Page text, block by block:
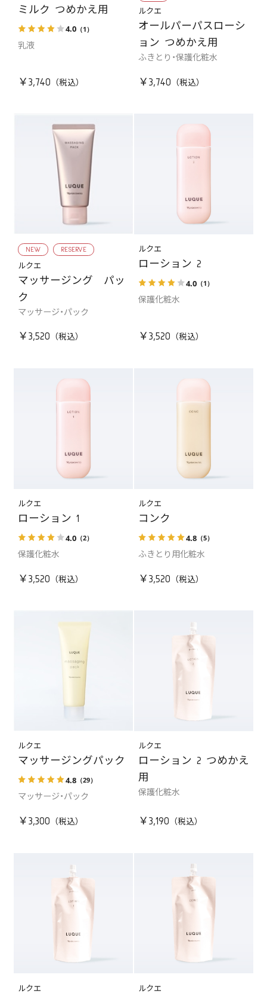
ミルク つめかえ用
4.0 （1）
乳液
￥3,740
ルクエ
オールパーパスローシ
ョン つめかえ用
ふきとり・保護化粧水
￥3,740
NEW RESERVE
ルクエ
マッサージング パッ
ク
マッサージ・パック
￥3,520
ルクエ
ローション 2
4.0（1）
保護化粧水
￥3,520
ルクエ
ローション 1
4.0 （2）
保護化粧水
￥3,520
ルクエ
コンク
4.8（5）
ふきとり用化粧水
￥3,520
ルクエ
マッサージングパック
4.8 （29）
マッサージ・パック
￥3,300
ルクエ
ローション 2 つめかえ
用
保護化粧水
￥3,190
ルクエ ルクエ